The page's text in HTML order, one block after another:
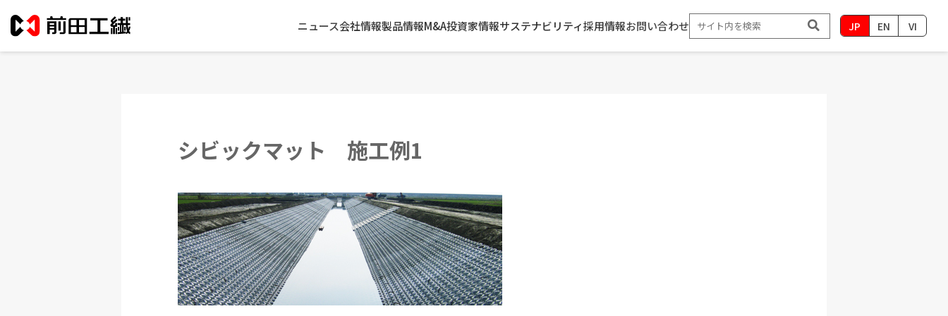
ニュース会社情報製品情報M&A投資家情報サステナビリティ採用情報お問い合わせ JP EN VI
シビックマット 施工例1